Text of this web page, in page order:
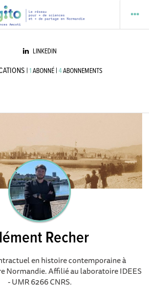
LINKEDIN
| 1ABONNÉ | 4ABONNEMENTS
Recher
en histoire contemporaine à
Normandie. Affilié au laboratoire IDEES
- UMR 6266 CNRS.